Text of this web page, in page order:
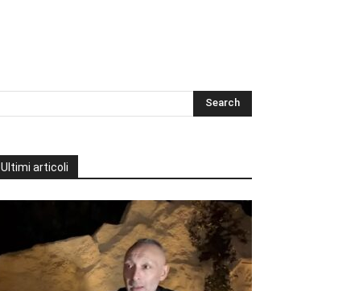
Ultimi articoli